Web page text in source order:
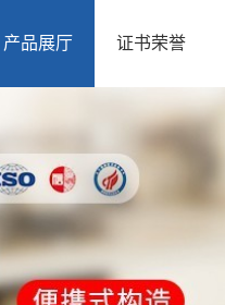
产品展厅 证书荣誉